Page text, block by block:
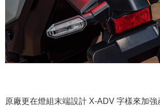
原廠更在燈組末端設計 X-ADV 字樣來加強